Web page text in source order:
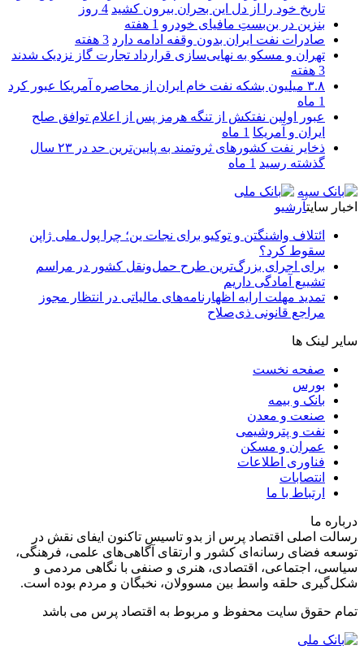
تاریخ خود را از دل این بحران بیرون کشید 4 روز
بنزین در بن‌بستِ مافیای خودرو 1 هفته
صادرات نفت ایران بدون وقفه ادامه دارد 3 هفته
تهران و مسکو به نهایی‌سازی قرارداد تجارت گاز نزدیک شدند
3 هفته
۳.۸ میلیون بشکه نفت خام ایران از محاصره آمریکا عبور کرد
1 ماه
عبور اولین نفتکش از تنگه هرمز پس از اعلام توافق صلح
ایران و آمریکا 1 ماه
ذخایر نفت کشورهای ثروتمند به پایین‌ترین حد در ۲۳ سال
گذشته رسید 1 ماه
اخبار سایتآرشیو
ائتلاف واشنگتن و توکیو برای نجات ین؛ چرا پول ملی ژاپن
سقوط کرد؟
برای اجرای بزرگ‌ترین طرح حمل‌ونقل کشور در مراسم
تشییع آمادگی داریم
تمدید مهلت ارایه اظهارنامه‌های مالیاتی در انتظار مجوز
مراجع قانونی ذی‌‏صلاح
سایر لینک ها
صفحه نخست
بورس
بانک و بیمه
صنعت و معدن
نفت و پتروشیمی
عمران و مسکن
فناوری اطلاعات
انتصابات
ارتباط با ما
درباره ما
رسالت اصلی اقتصاد پرس از بدو تاسیس تاکنون ایفای نقش در
توسعه فضای رسانه‌ای کشور و ارتقای آگاهی‌های علمی، فرهنگی،
سیاسی، اجتماعی، اقتصادی، هنری و صنفی با نگاهی مردمی و
شکل‌گیری حلقه واسط بین مسوولان، نخبگان و مردم بوده است.
تمام حقوق سایت محفوظ و مربوط به اقتصاد پرس می باشد